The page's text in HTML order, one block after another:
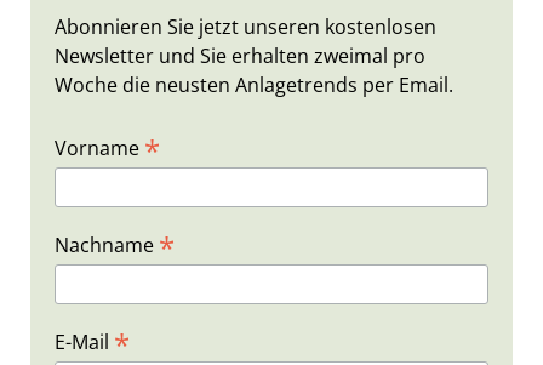
Abonnieren Sie jetzt unseren kostenlosen
Newsletter und Sie erhalten zweimal pro
Woche die neusten Anlagetrends per Email.
Vorname *
Nachname *
E-Mail *